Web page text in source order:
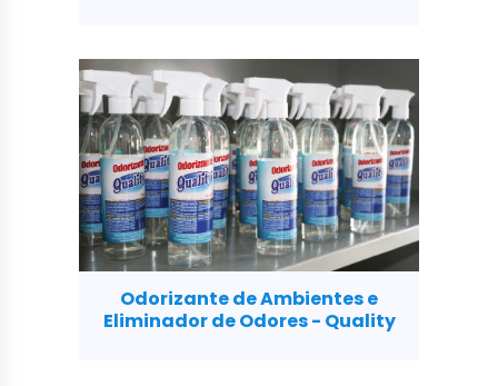
Odorizante de Ambientes e
Eliminador de Odores - Quality